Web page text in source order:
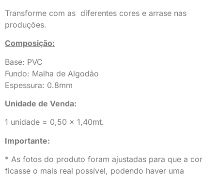
Transforme com as diferentes cores e arrase nas
produções.
Composição:
Base: PVC
Fundo: Malha de Algodão
Espessura: 0.8mm
Unidade de Venda:
1 unidade = 0,50 x 1,40mt.
Importante:
* As fotos do produto foram ajustadas para que a cor
ficasse o mais real possível, podendo haver uma